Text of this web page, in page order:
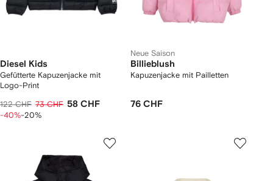
Diesel Kids
Gefütterte Kapuzenjacke mit
Logo-Print
122 CHF 73 CHF 58 CHF
-40%-20%
Neue Saison
Billieblush
Kapuzenjacke mit Pailletten
76 CHF